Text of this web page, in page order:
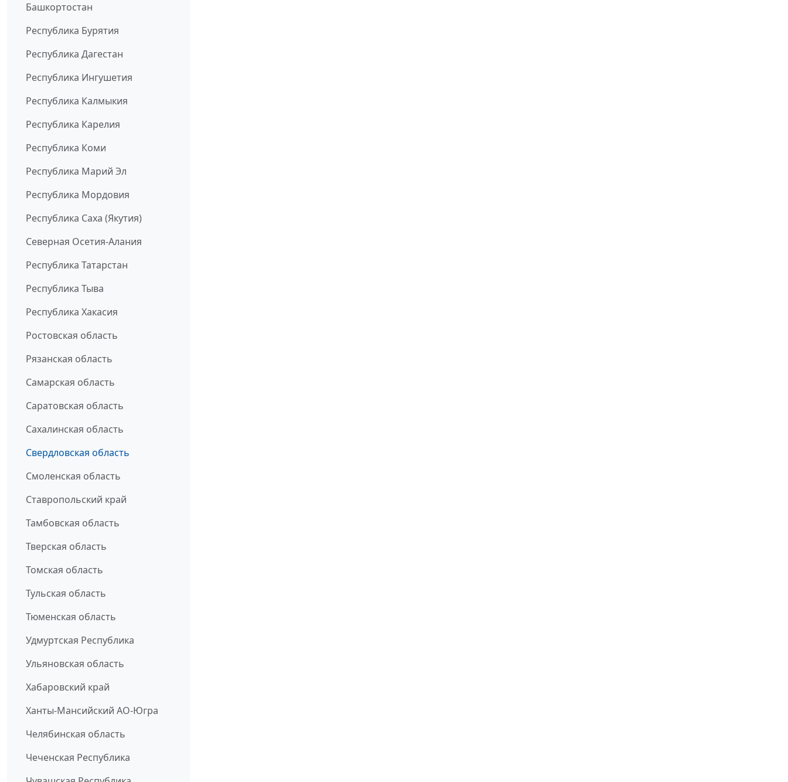
Башкортостан
Республика Бурятия
Республика Дагестан
Республика Ингушетия
Республика Калмыкия
Республика Карелия
Республика Коми
Республика Марий Эл
Республика Мордовия
Республика Саха (Якутия)
Северная Осетия-Алания
Республика Татарстан
Республика Тыва
Республика Хакасия
Ростовская область
Рязанская область
Самарская область
Саратовская область
Сахалинская область
Свердловская область
Смоленская область
Ставропольский край
Тамбовская область
Тверская область
Томская область
Тульская область
Тюменская область
Удмуртская Республика
Ульяновская область
Хабаровский край
Ханты-Мансийский АО-Югра
Челябинская область
Чеченская Республика